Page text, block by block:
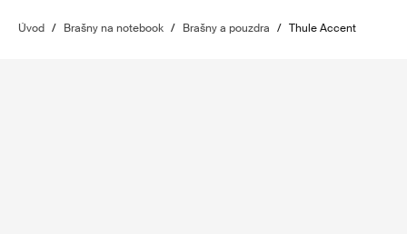
Úvod / Brašny na notebook / Brašny a pouzdra / Thule Accent